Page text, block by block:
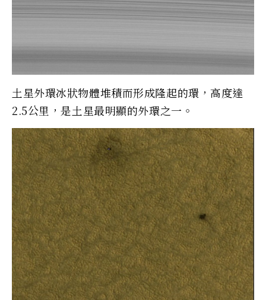
土星外環冰狀物體堆積而形成隆起的環，高度達
2.5公里，是土星最明顯的外環之一。